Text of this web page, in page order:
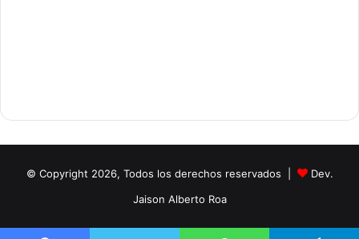
© Copyright 2026, Todos los derechos reservados |
Dev.
Jaison Alberto Roa